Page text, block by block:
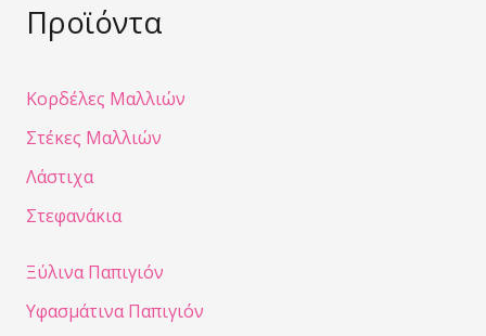
Προϊόντα
Κορδέλες Μαλλιών
Στέκες Μαλλιών
Λάστιχα
Στεφανάκια
Ξύλινα Παπιγιόν
Υφασμάτινα Παπιγιόν